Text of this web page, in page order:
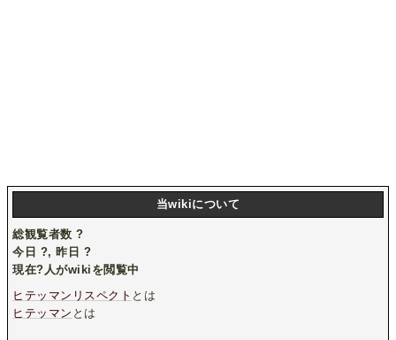
当wikiについて
総観覧者数?
今日 ?, 昨日 ?
現在?人がwikiを閲覧中
ヒテッマンリスペクト とは
ヒテッマン とは